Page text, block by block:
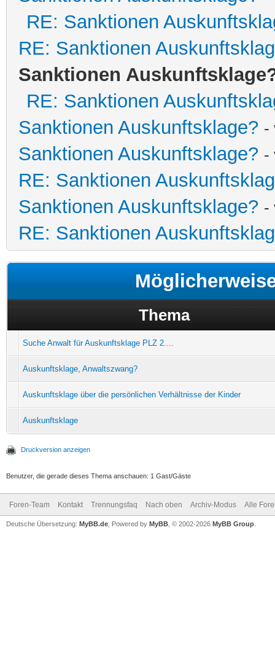
RE: Sanktionen
RE: Sanktionen
Sanktionen
RE: Sanktionen
Sanktionen Auskunftsklage? -
Sanktionen Auskunftsklage? -
RE: Sanktionen
Sanktionen Auskunftsklage? -
RE: Sanktionen
Thema
Suche Anwalt für Auskunftsklage PLZ 2....
Auskunftsklage, Anwaltszwang?
Auskunftsklage über die persönlichen Verhältnisse der Kinder
Auskunftsklage
Druckversion anzeigen
Benutzer, die gerade dieses Thema anschauen: 1 Gast/Gäste
Foren-Team Kontakt Trennungsfaq Nach oben Archiv-Modus Alle
Deutsche Übersetzung: MyBB.de , Powered by MyBB , © 2002-2026 MyBB Group